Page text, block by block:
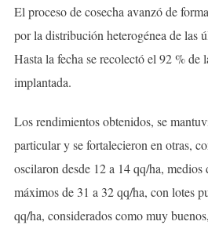
El proceso de cosecha avanzó de
por la distribución heterogénea de las
Hasta la fecha se recolectó el 92 % de
implantada.
Los rendimientos obtenidos, se
particular y se fortalecieron en otras,
oscilaron desde 12 a 14 qq/ha,
máximos de 31 a 32 qq/ha, con lotes
qq/ha, considerados como muy